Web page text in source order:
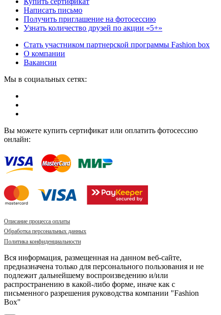
Написать письмо
Получить приглашение на фотосессию
Узнать количество друзей по акции «5+»
Стать участником партнерской программы Fashion box
О компании
Вакансии
Мы в социальных сетях:
Вы можете купить сертификат или оплатить фотосессию
онлайн:
Описание процесса оплаты
Обработка персональных данных
Политика конфиденциальности
Вся информация, размещенная на данном веб-сайте,
предназначена только для персонального пользования и не
подлежит дальнейшему воспроизведению и/или
распространению в какой-либо форме, иначе как с
письменного разрешения руководства компании "Fashion
Box"